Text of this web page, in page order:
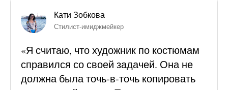
Кати Зобкова
Cтилист-имиджмейкер
«Я считаю, что художник по костюмам
справился со своей задачей. Она не
должна была точь-в-точь копировать